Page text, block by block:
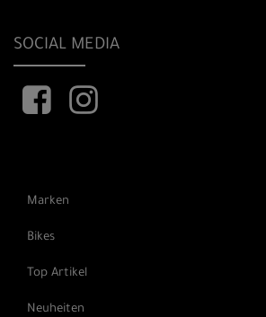
SOCIAL MEDIA
Marken
Bikes
Top Artikel
Neuheiten